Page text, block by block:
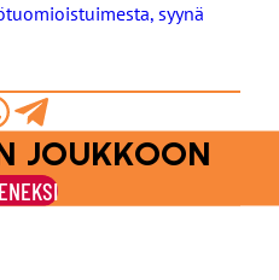
syynä
Jaa
Telegramilla
JOUKKOON